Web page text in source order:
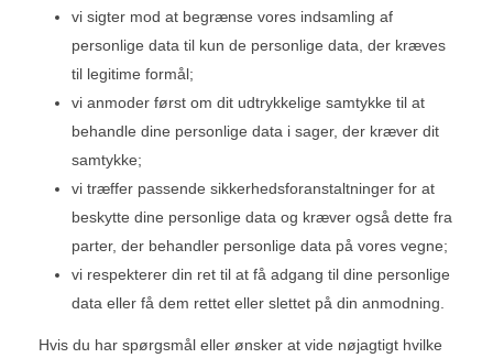
vi sigter mod at begrænse vores indsamling af
personlige data til kun de personlige data, der kræves
til legitime formål;
vi anmoder først om dit udtrykkelige samtykke til at
behandle dine personlige data i sager, der kræver dit
samtykke;
vi træffer passende sikkerhedsforanstaltninger for at
beskytte dine personlige data og kræver også dette fra
parter, der behandler personlige data på vores vegne;
vi respekterer din ret til at få adgang til dine personlige
data eller få dem rettet eller slettet på din anmodning.
Hvis du har spørgsmål eller ønsker at vide nøjagtigt hvilke